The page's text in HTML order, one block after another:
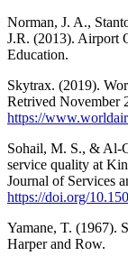
Norman, J. A.,
J.R. (2013). Airport
Education.
Skytrax. (2019).
Retrived November
https://
Sohail, M. S., & Al-
service quality at
Journal of Services
https://doi.org/
Yamane, T. (1967).
Harper and Row.